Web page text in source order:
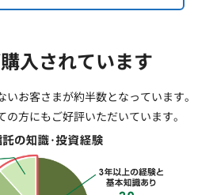
入されています
お客さまが約半数となっています。
方にもご好評いただいています。